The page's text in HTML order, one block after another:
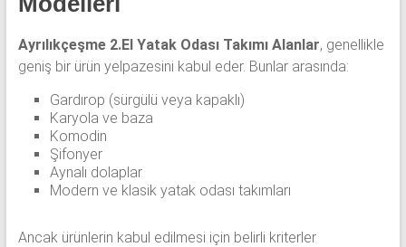
Ayrılıkçeşme 2.El Yatak Odası Takımı Alanlar, genellikle
geniş bir ürün yelpazesini kabul eder. Bunlar arasında:
Gardırop (sürgülü veya kapaklı)
Karyola ve baza
Komodin
Şifonyer
Aynalı dolaplar
Modern ve klasik yatak odası takımları
Ancak ürünlerin kabul edilmesi için belirli kriterler